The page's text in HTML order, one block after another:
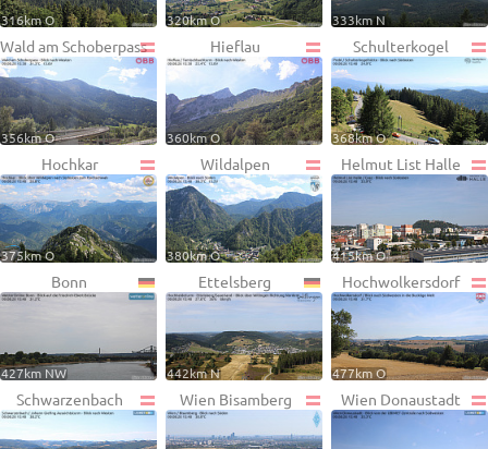
316km O 320km O 333km N
Wald am Schoberpass
356km O
Hieflau
360km O
Schulterkogel
368km O
Hochkar
375km O
Wildalpen
380km O
Helmut List Halle
415km O
Bonn
427km NW
Ettelsberg
442km N
Hochwolkersdorf
477km O
Schwarzenbach Wien Bisamberg Wien Donaustadt